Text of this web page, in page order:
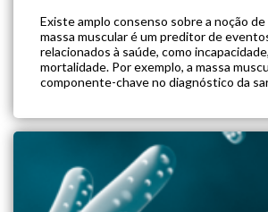
Existe amplo consenso sobre a noção de
massa muscular é um preditor de
relacionados à saúde, como
mortalidade. Por exemplo, a massa
componente-chave no diagnóstico da
bioimpedância […]